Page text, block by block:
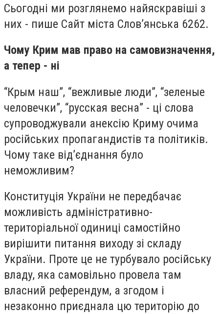
Сьогодні ми розглянемо найяскравіші з
них - пише Сайт міста Слов’янська 6262.
Чому Крим мав право на самовизначення,
а тепер - ні
“Крым наш”, “вежливые люди”, “зеленые
человечки”, “русская весна” - ці слова
супроводжували анексію Криму очима
російських пропагандистів та політиків.
Чому таке від’єднання було
неможливим?
Конституція України не передбачає
можливість адміністративно-
територіальної одиниці самостійно
вирішити питання виходу зі складу
України. Проте це не турбувало російську
владу, яка самовільно провела там
власний референдум, а згодом і
незаконно приєднала цю територію до